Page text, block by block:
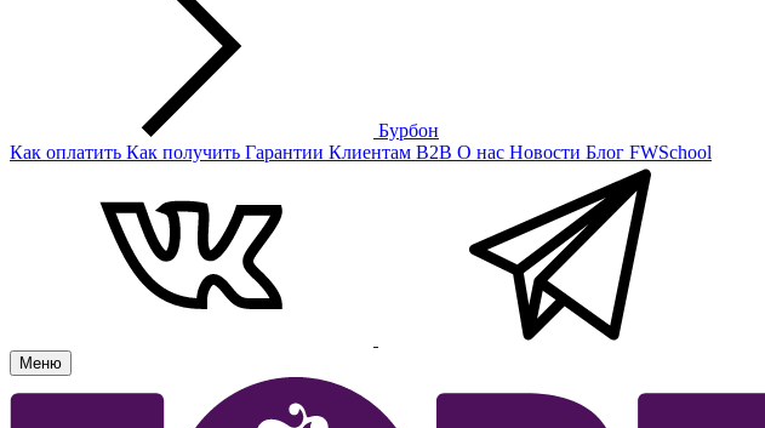
Бурбон
Как оплатить Как получить Гарантии Клиентам B2B О нас Новости Блог FWSchool
Меню